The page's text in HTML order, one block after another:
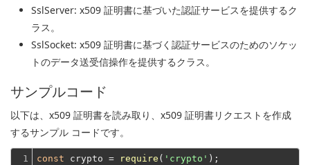
SslServer: x509 証明書に基づいた認証サービスを提供するク
ラス。
SslSocket: x509 証明書に基づく認証サービスのためのソケッ
トのデータ送受信操作を提供するクラス。
サンプルコード
以下は、x509 証明書を読み取り、x509 証明書リクエストを作成
するサンプル コードです。
1
const crypto = require ( 'crypto' );